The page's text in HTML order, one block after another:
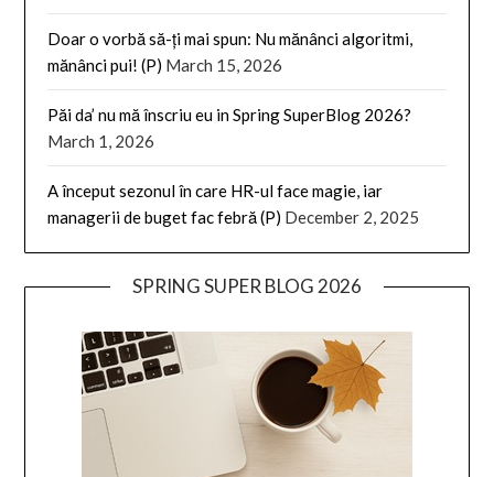
Doar o vorbă să-ți mai spun: Nu mănânci algoritmi,
mănânci pui! (P) March 15, 2026
Păi da’ nu mă înscriu eu in Spring SuperBlog 2026?
March 1, 2026
A început sezonul în care HR-ul face magie, iar
managerii de buget fac febră (P) December 2, 2025
SPRING SUPER BLOG 2026